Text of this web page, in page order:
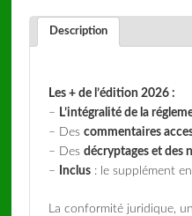
Description
Les + de l’édition 2026 :
– L’intégralité de la
– Descommentaires
– Desdécryptages et des
–
Inclus : le supplément
La conformité juridique,